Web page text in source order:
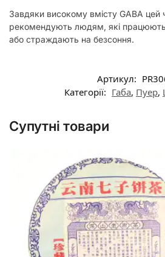
Завдяки високому вмісту GABA цей
рекомендують людям, які
або страждають на безсоння.
Артикул:
Категорії: Габа, Пуер,
Супутні товари